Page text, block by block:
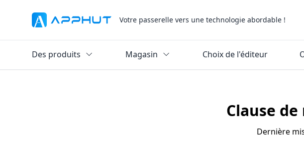
Votre passerelle vers une technologie abordable !
Des produits Magasin Choix de l'éditeur
Clause
Dernière